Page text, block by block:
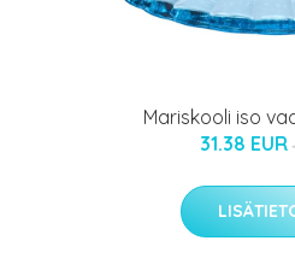
Mariskooli iso
31.38 EUR